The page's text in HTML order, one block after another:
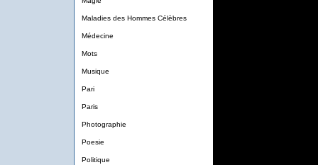
Maladies des Hommes Célèbres
Médecine
Mots
Musique
Pari
Paris
Photographie
Poesie
Politique